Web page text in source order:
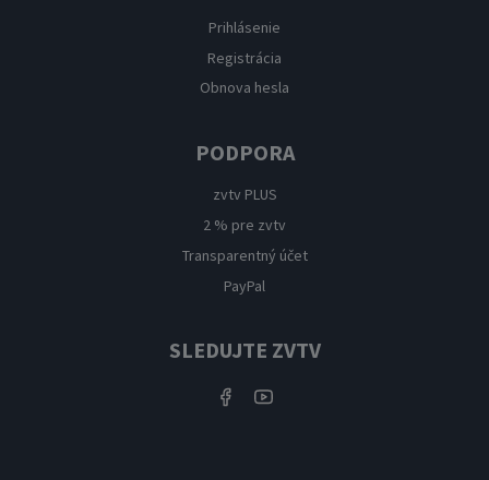
Prihlásenie
Registrácia
Obnova hesla
PODPORA
zvtv PLUS
2 % pre zvtv
Transparentný účet
PayPal
SLEDUJTE ZVTV